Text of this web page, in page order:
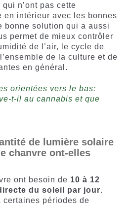
n’ont pas cette
en intérieur avec les bonnes
bonne solution qui a aussi
permet de mieux contrôler
de l’air, le cycle de
de la culture et de
en général.
orientées vers le bas:
t-il au cannabis et que
de lumière solaire
chanvre ont-elles
ont besoin de 10 à 12
du soleil par jour.
certaines périodes de